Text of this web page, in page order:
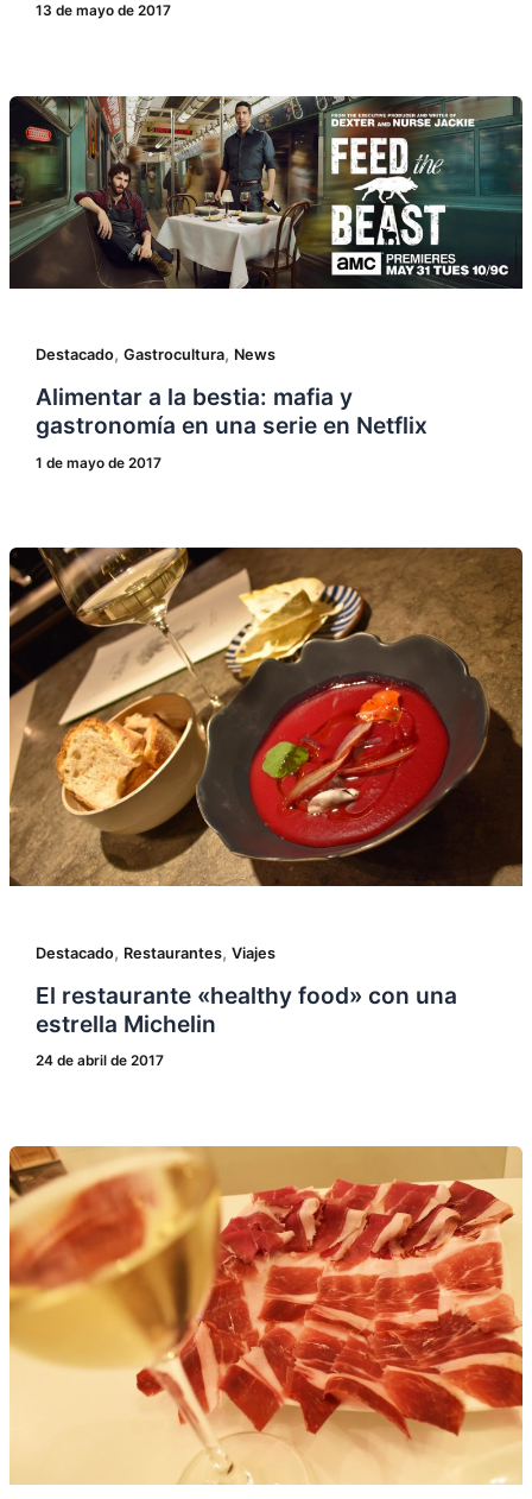
13 de mayo de 2017
Destacado, Gastrocultura, News
Alimentar a la bestia: mafia y
gastronomía en una serie en Netflix
1 de mayo de 2017
Destacado, Restaurantes, Viajes
El restaurante «healthy food» con una
estrella Michelin
24 de abril de 2017